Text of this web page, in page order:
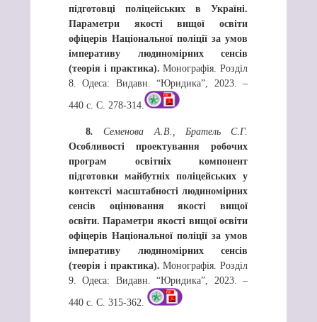
підготовці поліцейських в Україні.
Параметри якості вищої освіти
офіцерів Національної поліції за умов
імперативу людиномірних сенсів
(теорія і практика). Монографія. Розділ
8. Одеса: Видавн. “Юридика”, 2023. –
440 с. С. 278-314.
8.Семенова А.В., Братель С.Г.
Особливості проектування робочих
програм освітніх компонент
підготовки майбутніх поліцейських у
контексті масштабності людиномірних
сенсів оцінювання якості вищої
освіти. Параметри якості вищої освіти
офіцерів Національної поліції за умов
імперативу людиномірних сенсів
(теорія і практика). Монографія. Розділ
9. Одеса: Видавн. “Юридика”, 2023. –
440 с. С. 315-362.